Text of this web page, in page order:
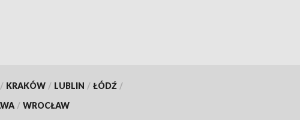
/ KRAKÓW / LUBLIN / ŁÓDŹ /
/ WROCŁAW